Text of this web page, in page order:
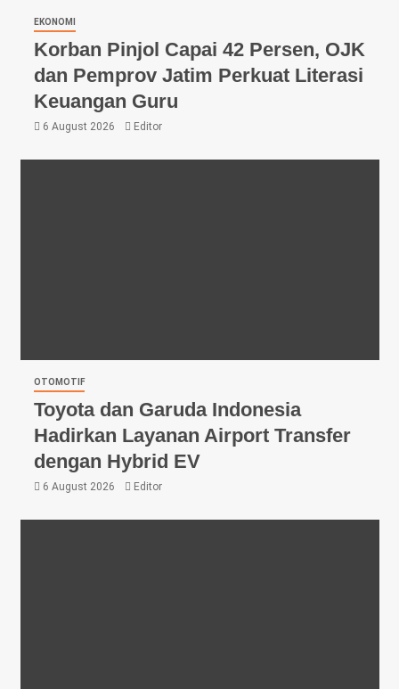
EKONOMI
Korban Pinjol Capai 42 Persen, OJK
dan Pemprov Jatim Perkuat Literasi
Keuangan Guru
6 August 2026 Editor
OTOMOTIF
Toyota dan Garuda Indonesia
Hadirkan Layanan Airport Transfer
dengan Hybrid EV
6 August 2026 Editor